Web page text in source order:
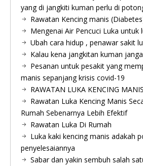
yang di jangkiti kuman perlu di
Rawatan Kencing manis
Mengenai Air Pencuci Luka untuk
Ubah cara hidup , penawar sakit
Kalau kena jangkitan kuman
Pesanan untuk pesakit yang
manis sepanjang krisis covid-19
RAWATAN LUKA KENCING
Rawatan Luka Kencing Manis
Rumah Sebenarnya Lebih Efektif
Rawatan Luka Di Rumah
Luka kaki kencing manis adakah
penyelesaiannya
Sabar dan yakin sembuh salah